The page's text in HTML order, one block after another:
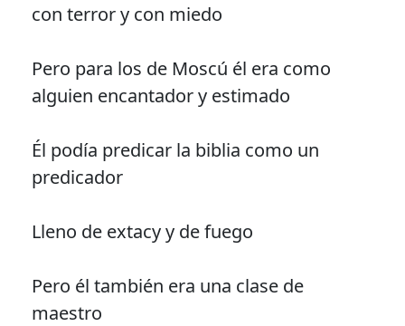
con terror y con miedo
Pero para los de Moscú él era como
alguien encantador y estimado
Él podía predicar la biblia como un
predicador
Lleno de extacy y de fuego
Pero él también era una clase de
maestro